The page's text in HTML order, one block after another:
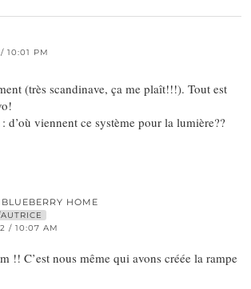
10:01 PM
(très scandinave, ça me plaît!!!). Tout est
d’où viennent ce système pour la lumière??
HOME
/ 10:07 AM
!! C’est nous même qui avons créée la rampe